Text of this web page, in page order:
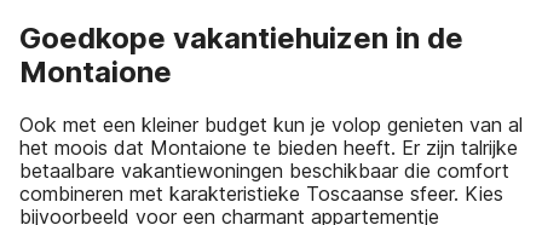
Goedkope vakantiehuizen in de
Montaione
Ook met een kleiner budget kun je volop genieten van al
het moois dat Montaione te bieden heeft. Er zijn talrijke
betaalbare vakantiewoningen beschikbaar die comfort
combineren met karakteristieke Toscaanse sfeer. Kies
bijvoorbeeld voor een charmant appartementje